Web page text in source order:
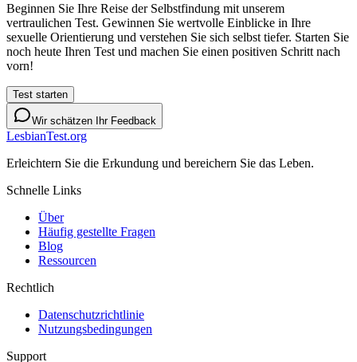
Beginnen Sie Ihre Reise der Selbstfindung mit unserem
vertraulichen Test. Gewinnen Sie wertvolle Einblicke in Ihre
sexuelle Orientierung und verstehen Sie sich selbst tiefer. Starten Sie
noch heute Ihren Test und machen Sie einen positiven Schritt nach
vorn!
Test starten
Wir schätzen Ihr Feedback
LesbianTest.org
Erleichtern Sie die Erkundung und bereichern Sie das Leben.
Schnelle Links
Über
Häufig gestellte Fragen
Blog
Ressourcen
Rechtlich
Datenschutzrichtlinie
Nutzungsbedingungen
Support